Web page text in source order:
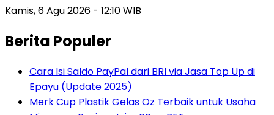
Kamis, 6 Agu 2026 - 12:10 WIB
Berita Populer
Cara Isi Saldo PayPal dari BRI via Jasa Top Up di
Epayu (Update 2025)
Merk Cup Plastik Gelas Oz Terbaik untuk Usaha